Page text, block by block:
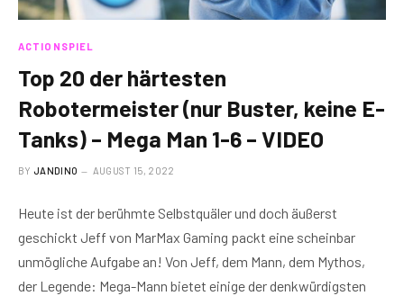
ACTIONSPIEL
Top 20 der härtesten
Robotermeister (nur Buster, keine E-
Tanks) – Mega Man 1-6 – VIDEO
BY JANDINO AUGUST 15, 2022
Heute ist der berühmte Selbstquäler und doch äußerst
geschickt Jeff von MarMax Gaming packt eine scheinbar
unmögliche Aufgabe an! Von Jeff, dem Mann, dem Mythos,
der Legende: Mega-Mann bietet einige der denkwürdigsten